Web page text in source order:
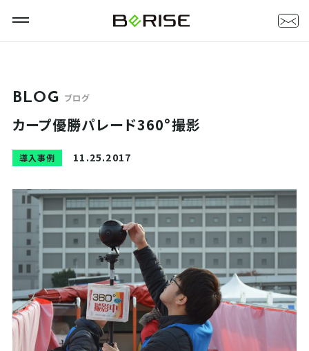
BLOG ブログ
カープ優勝パレード360°撮影
導入事例 11.25.2017